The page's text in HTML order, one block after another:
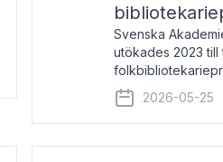
Svenska
utökades 2023
svenska folk-
2026-05-25